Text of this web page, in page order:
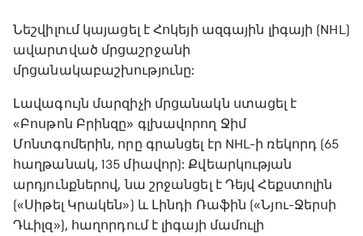
Նեշվիլում կայացել է Հոկեյի ազգային լիգայի (NHL)
ավարտված մրցաշրջանի
մրցանակաբաշխությունը:
Լավագույն մարզիչի մրցանակն ստացել է
«Բոսթոն Բրինզը» գլխավորող Ջիմ
Մոնտգոմերին, որը գրանցել էր NHL-ի ռեկորդ (65
հաղթանակ, 135 միավոր): Քվեարկության
արդյունքներով, նա շրջանցել է Դեյվ Հեքստոլին
(«Սիթել Կրակեն») և Լինդի Ռաֆին («Նյու-Ջերսի
Դևիլզ»), հաղորդում է լիգայի մամուլի